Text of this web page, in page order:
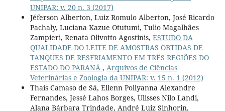
UNIPAR: v. 20 n. 3 (2017)
Jéferson Alberton, Luiz Romulo Alberton, José Ricardo
Pachaly, Luciana Kazue Otutumi, Tulio Magalhães
Zampieri, Renata Olivotto Agostinis, ESTUDO DA
QUALIDADE DO LEITE DE AMOSTRAS OBTIDAS DE
TANQUES DE RESFRIAMENTO EM TRÊS REGIÕES DO
ESTADO DO PARANÁ , Arquivos de Ciências
Veterinárias e Zoologia da UNIPAR: v. 15 n. 1 (2012)
Thaís Camaso de Sá, Ellenn Pollyanna Alexandre
Fernandes, Jessé Lahos Borges, Ulisses Nilo Landi,
Alana Bárbara Trindade, André Luiz Sinhorin,